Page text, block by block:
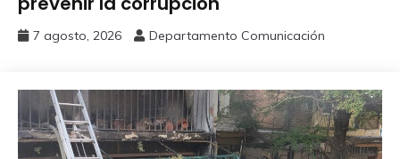
7 agosto, 2026 Departamento Comunicación